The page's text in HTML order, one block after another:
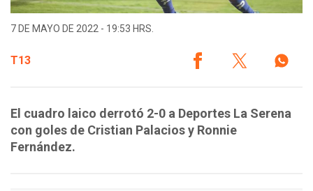
7 DE MAYO DE 2022 - 19:53 HRS.
T13
El cuadro laico derrotó 2-0 a Deportes La Serena
con goles de Cristian Palacios y Ronnie
Fernández.